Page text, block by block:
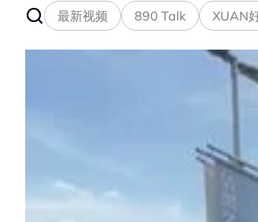
最新视频 890 Talk XUAN